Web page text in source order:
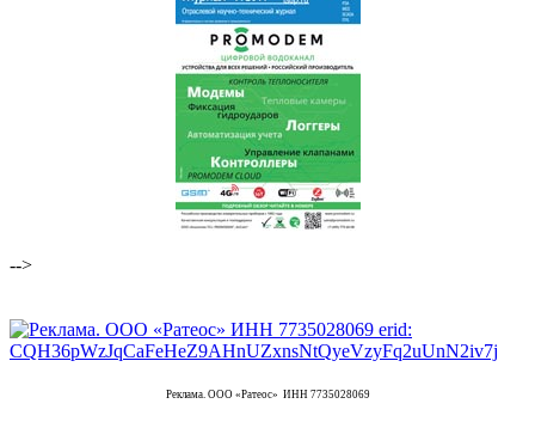
-->
Реклама. ООО «Ратеос» ИНН 7735028069